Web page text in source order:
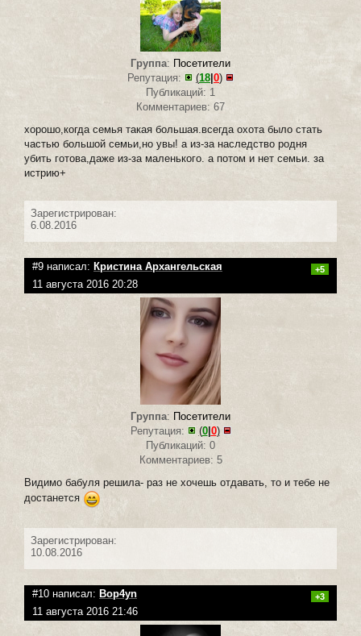
Группа: Посетители
Репутация:
(18 0)
Публикаций: 1
Комментариев: 67
хорошо,когда семья такая большая.всегда охота было стать
частью большой семьи,но увы! а из-за наследство родня
убить готова,даже из-за маленького. а потом и нет семьи. за
истрию+
Зарегистрирован:
6.08.2016
#9 написал: Кристина Архангельская +5
11 августа 2016 20:28
Группа: Посетители
Репутация:
(0| 0)
Публикаций: 0
Комментариев: 5
Видимо бабуля решила- раз не хочешь отдавать, то и тебе не
достанется
Зарегистрирован:
10.08.2016
#10 написал: Bop4yn +3
11 августа 2016 21:46